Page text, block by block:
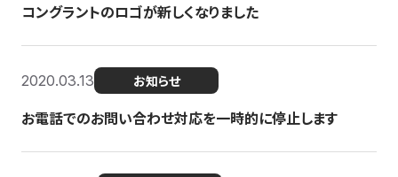
コングラントのロゴが新しくなりました
2020.03.13 お知らせ
お電話でのお問い合わせ対応を一時的に停止します